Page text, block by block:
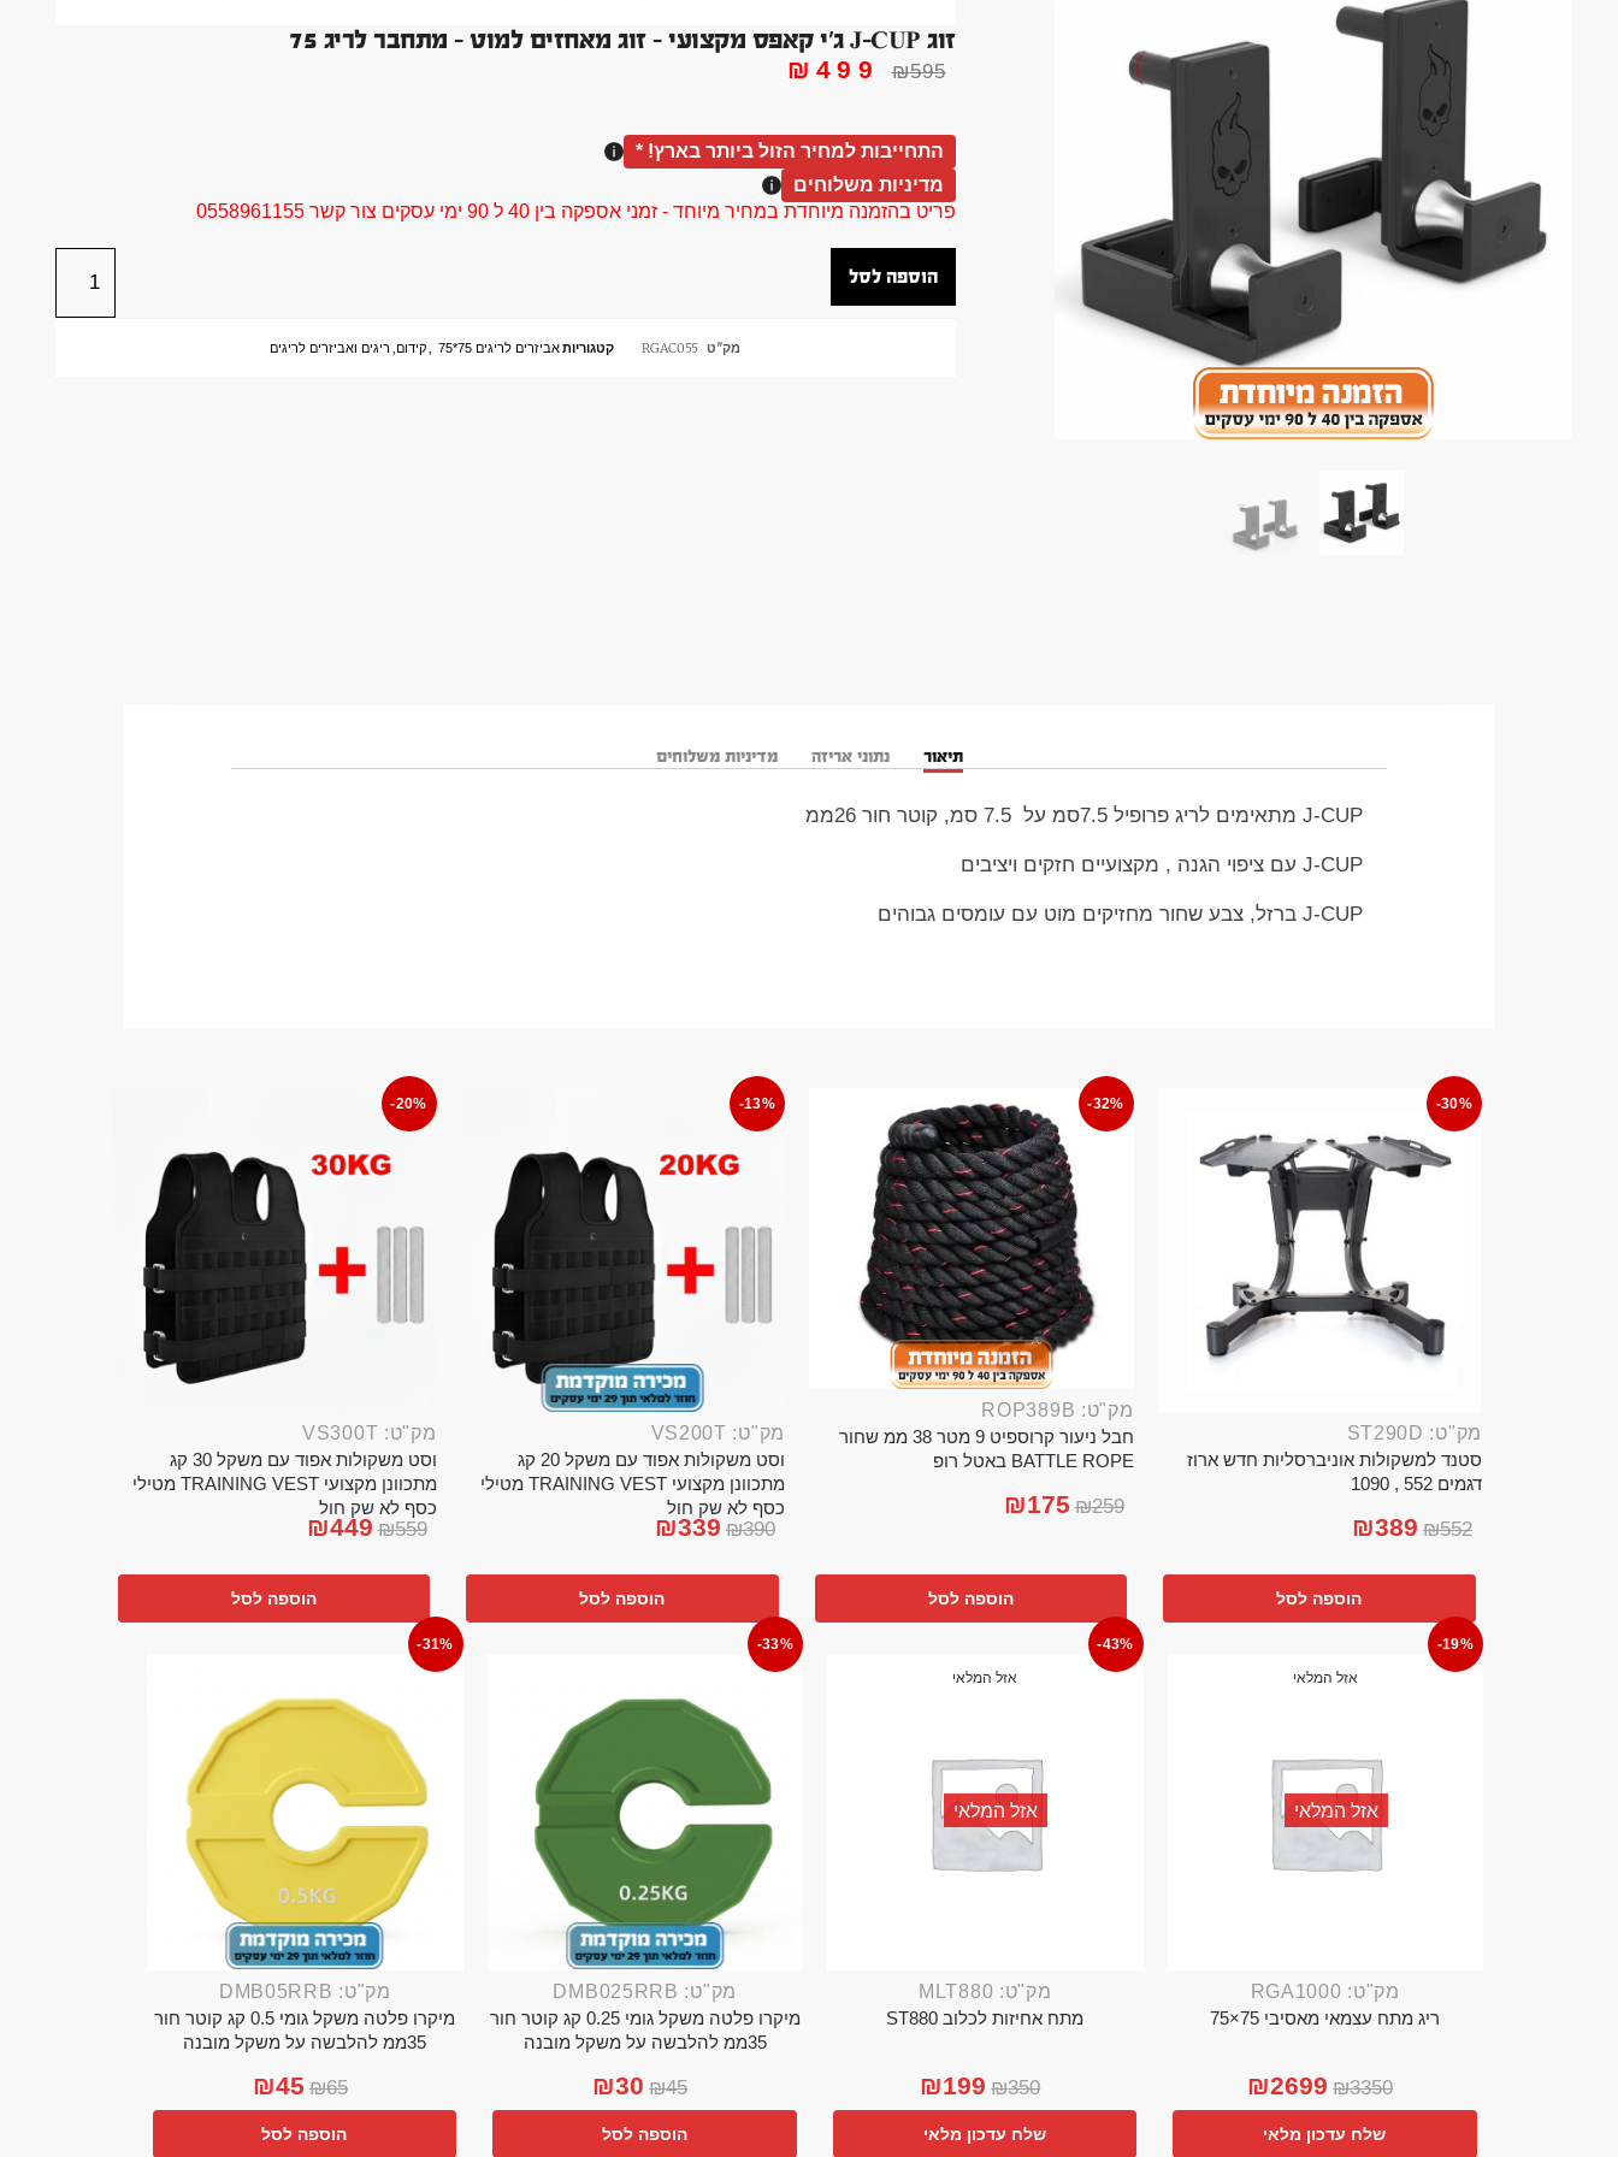
זוג J-CUP ג'י קאפס מקצועי – זוג מאחזים למוט – מתחבר לריג 75
₪595
₪ 499
התחייבות למחיר הזול ביותר בארץ! *
מדיניות משלוחים
פריט בהזמנה מיוחדת במחיר מיוחד - זמני אספקה בין 40 ל 90 ימי עסקים צור קשר 0558961155
הוספה לסל
מק"ט RGAC055 קטגוריותאביזרים לריגים 75*75 ,קידום, ריגים ואביזרים לריגים
תיאור נתוני אריזה מדיניות משלוחים
J-CUP מתאימים לריג פרופיל 7.5סמ על 7.5 סמ, קוטר חור 26ממ
J-CUP עם ציפוי הגנה , מקצועיים חזקים ויציבים
J-CUP ברזל, צבע שחור מחזיקים מוט עם עומסים גבוהים
-30%
מק"ט: ST290D
סטנד למשקולות אוניברסליות חדש ארוז
דגמים 552 , 1090
₪552
₪389
הוספה לסל
-32%
מק"ט: ROP389B
חבל ניעור קרוספיט 9 מטר 38 ממ שחור
BATTLE ROPE באטל רופ
₪259
₪175
הוספה לסל
-13%
מק"ט: VS200T
וסט משקולות אפוד עם משקל 20 קג
מתכוונן מקצועי TRAINING VEST מטילי
כסף לא שק חול
₪390
₪339
הוספה לסל
-20%
מק"ט: VS300T
וסט משקולות אפוד עם משקל 30 קג
מתכוונן מקצועי TRAINING VEST מטילי
כסף לא שק חול
₪559
₪449
הוספה לסל
-19%
אזל המלאי
אזל המלאי
מק"ט: RGA1000
ריג מתח עצמאי מאסיבי 75×75
₪3350
₪2699
שלח עדכון מלאי
-43%
אזל המלאי
אזל המלאי
מק"ט: MLT880
מתח אחיזות לכלוב ST880
₪350
₪199
שלח עדכון מלאי
-33%
מק"ט: DMB025RRB
מיקרו פלטה משקל גומי 0.25 קג קוטר חור
35ממ להלבשה על משקל מובנה
₪45
₪30
הוספה לסל
-31%
מק"ט: DMB05RRB
מיקרו פלטה משקל גומי 0.5 קג קוטר חור
35ממ להלבשה על משקל מובנה
₪65
₪45
הוספה לסל